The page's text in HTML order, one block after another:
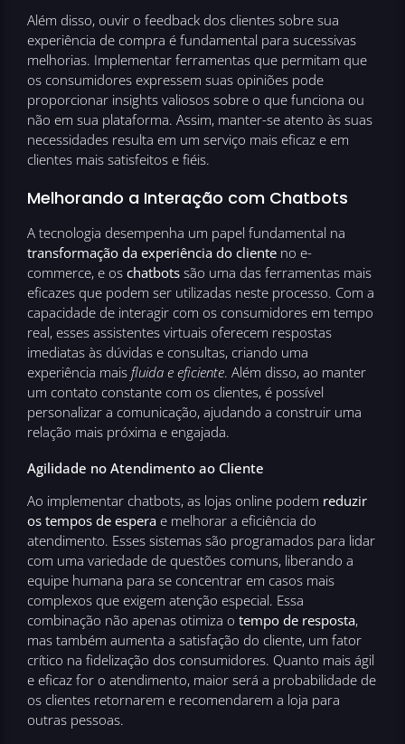
Além disso, ouvir o feedback dos clientes sobre sua
experiência de compra é fundamental para sucessivas
melhorias. Implementar ferramentas que permitam que
os consumidores expressem suas opiniões pode
proporcionar insights valiosos sobre o que funciona ou
não em sua plataforma. Assim, manter-se atento às suas
necessidades resulta em um serviço mais eficaz e em
clientes mais satisfeitos e fiéis.
Melhorando a Interação com Chatbots
A tecnologia desempenha um papel fundamental na
transformação da experiência do cliente no e-
commerce, e os chatbots são uma das ferramentas mais
eficazes que podem ser utilizadas neste processo. Com a
capacidade de interagir com os consumidores em tempo
real, esses assistentes virtuais oferecem respostas
imediatas às dúvidas e consultas, criando uma
experiência mais fluida e eficiente. Além disso, ao manter
um contato constante com os clientes, é possível
personalizar a comunicação, ajudando a construir uma
relação mais próxima e engajada.
Agilidade no Atendimento ao Cliente
Ao implementar chatbots, as lojas online podem reduzir
os tempos de espera e melhorar a eficiência do
atendimento. Esses sistemas são programados para lidar
com uma variedade de questões comuns, liberando a
equipe humana para se concentrar em casos mais
complexos que exigem atenção especial. Essa
combinação não apenas otimiza o tempo de resposta,
mas também aumenta a satisfação do cliente, um fator
crítico na fidelização dos consumidores. Quanto mais ágil
e eficaz for o atendimento, maior será a probabilidade de
os clientes retornarem e recomendarem a loja para
outras pessoas.